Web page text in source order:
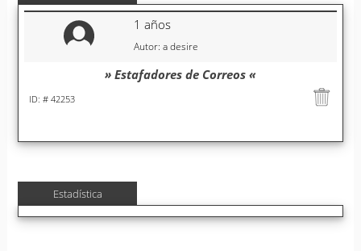
Autor: a desire
1 años
ID: # 42253
» Estafadores de Correos «
Estadística